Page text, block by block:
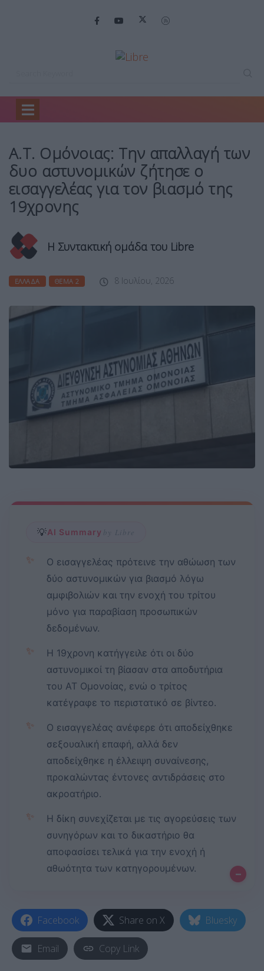
Home
Α.Τ. Ομόνοιας: Την απαλλαγή των
δυο αστυνομικών ζήτησε ο
εισαγγελέας για τον βιασμό της
19χρονης
Η Συντακτική ομάδα του Libre
ΕΛΛΆΔΑ ΘΈΜΑ 2 8 Ιουλίου, 2026
💡AI Summary by Libre
✨
Ο εισαγγελέας πρότεινε την αθώωση των
δύο αστυνομικών για βιασμό λόγω
αμφιβολιών και την ενοχή του τρίτου
μόνο για παραβίαση προσωπικών
δεδομένων.
✨
Η 19χρονη κατήγγειλε ότι οι δύο
αστυνομικοί τη βίασαν στα αποδυτήρια
του ΑΤ Ομονοίας, ενώ ο τρίτος
κατέγραφε το περιστατικό σε βίντεο.
✨
Ο εισαγγελέας ανέφερε ότι αποδείχθηκε
σεξουαλική επαφή, αλλά δεν
αποδείχθηκε η έλλειψη συναίνεσης,
προκαλώντας έντονες αντιδράσεις στο
ακροατήριο.
✨
Η δίκη συνεχίζεται με τις αγορεύσεις των
συνηγόρων και το δικαστήριο θα
αποφασίσει τελικά για την ενοχή ή
αθωότητα των κατηγορουμένων.
–
Facebook Share on X Bluesky
Email Copy Link